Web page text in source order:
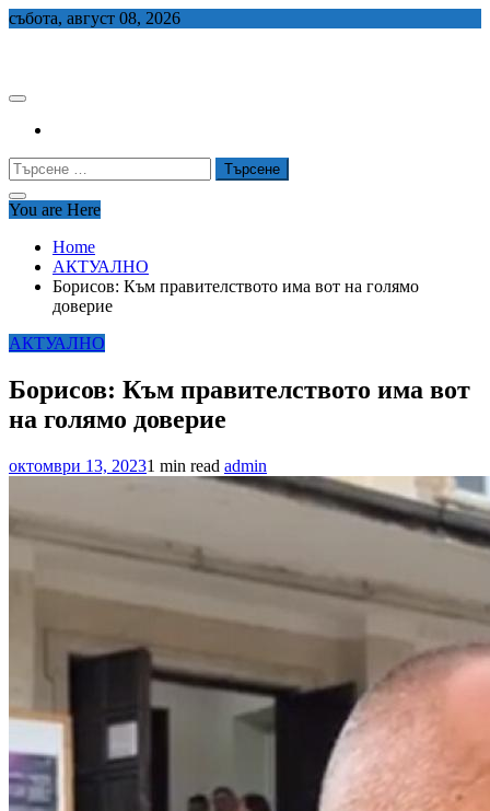
Skip
събота, август 08, 2026
Търсене
за:
You are Here
Home
АКТУАЛНО
Борисов: Към правителството има вот на голямо
доверие
АКТУАЛНО
Борисов: Към правителството има вот
на голямо доверие
октомври 13, 20231 min read admin